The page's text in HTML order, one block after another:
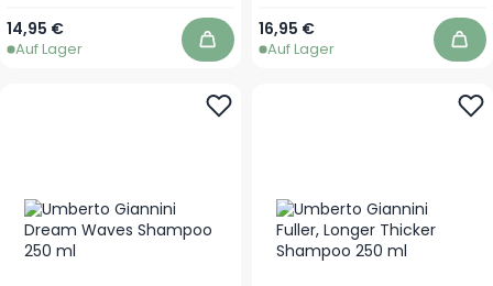
14,95 €
Auf Lager In den Warenkorb
16,95 €
Auf Lager In